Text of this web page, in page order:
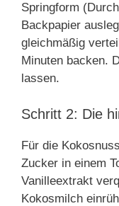
Springform
Backpapier
gleichmäßig
Minuten backen.
lassen.
Schritt 2: Die
Für die
Zucker in einem
Vanilleextrakt
Kokosmilch